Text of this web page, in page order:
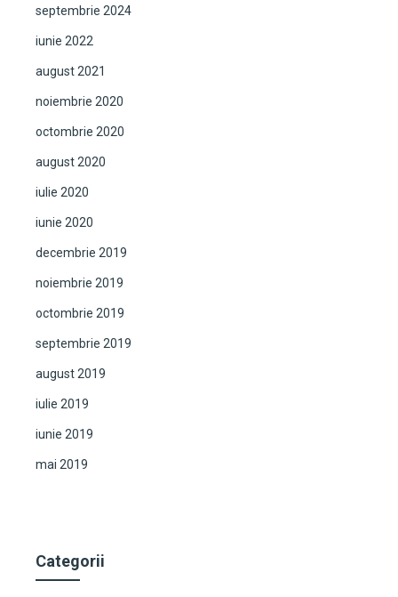
septembrie 2024
iunie 2022
august 2021
noiembrie 2020
octombrie 2020
august 2020
iulie 2020
iunie 2020
decembrie 2019
noiembrie 2019
octombrie 2019
septembrie 2019
august 2019
iulie 2019
iunie 2019
mai 2019
Categorii